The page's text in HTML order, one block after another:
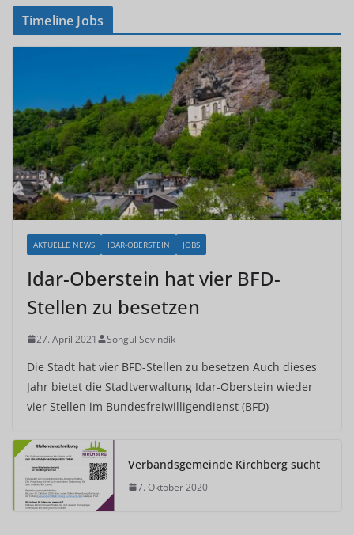
Timeline Jobs
AKTUELLE NEWS IDAR-OBERSTEIN JOBS
Idar-Oberstein hat vier BFD-
Stellen zu besetzen
27. April 2021 Songül Sevindik
Die Stadt hat vier BFD-Stellen zu besetzen Auch dieses
Jahr bietet die Stadtverwaltung Idar-Oberstein wieder
vier Stellen im Bundesfreiwilligendienst (BFD)
Verbandsgemeinde Kirchberg sucht
7. Oktober 2020